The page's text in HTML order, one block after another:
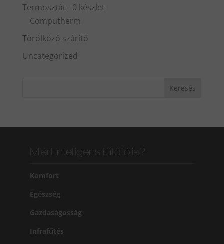
Termosztát - 0 készlet
Computherm
Törölköző szárító
Uncategorized
Komfort
Egészség
Gazdaságosság
Infrafűtés